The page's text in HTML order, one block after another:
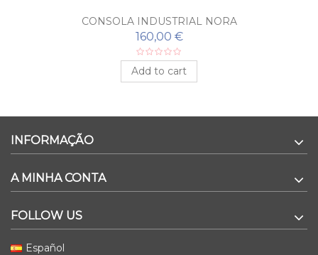
CONSOLA INDUSTRIAL NORA
160,00 €
Add to cart
INFORMAÇÃO
A MINHA CONTA
FOLLOW US
Español